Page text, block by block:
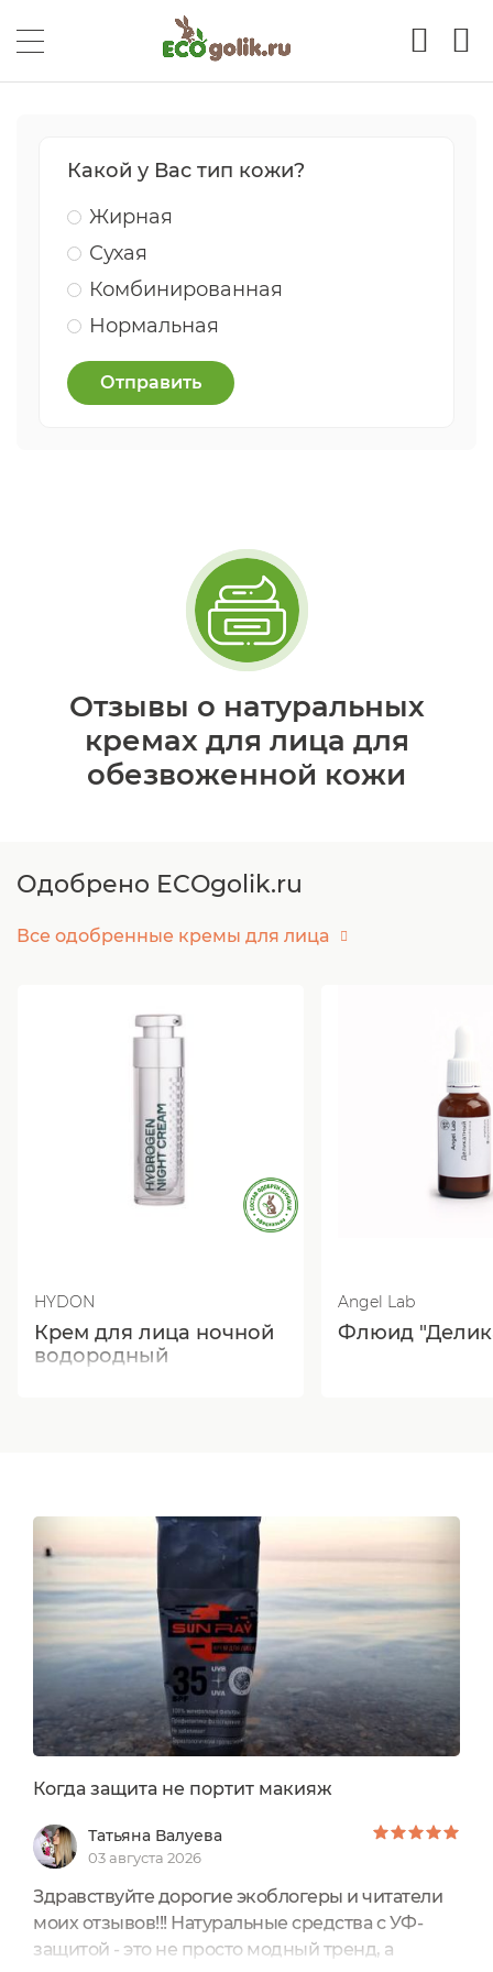
Какой у Вас тип кожи?
Жирная
Сухая
Комбинированная
Нормальная
Отправить
Отзывы о натуральных
кремах для лица для
обезвоженной кожи
Одобрено ECOgolik.ru
Все одобренные кремы для лица
HYDON
Крем для лица ночной
водородный
Angel Lab
Флюид
Когда защита не портит макияж
Татьяна Валуева
03 августа 2026
Здравствуйте дорогие экоблогеры и читатели
моих отзывов!!! Натуральные средства с УФ-
защитой - это не просто модный тренд, а